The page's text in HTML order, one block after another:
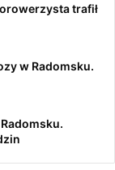
trafił
w Radomsku.